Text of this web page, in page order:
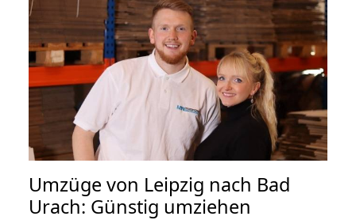
Umzüge von Leipzig nach Bad
Urach: Günstig umziehen